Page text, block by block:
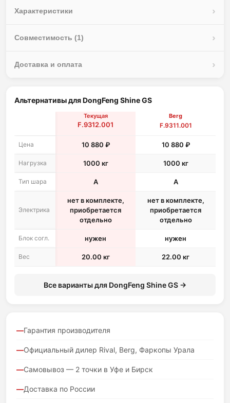
Характеристики
Совместимость (1)
Доставка и оплата
Альтернативы для DongFeng Shine GS
Текущая
F.9312.001
Berg
F.9311.001
Цена 10 880 ₽ 10 880 ₽
Нагрузка 1000 кг 1000 кг
Тип шара A A
Электрика
нет в комплекте,
приобретается
отдельно
нет в комплекте,
приобретается
отдельно
Блок согл. нужен нужен
Вес 20.00 кг 22.00 кг
Все варианты для DongFeng Shine GS →
Гарантия производителя
Официальный дилер Rival, Berg, Фаркопы Урала
Самовывоз — 2 точки в Уфе и Бирск
Доставка по России